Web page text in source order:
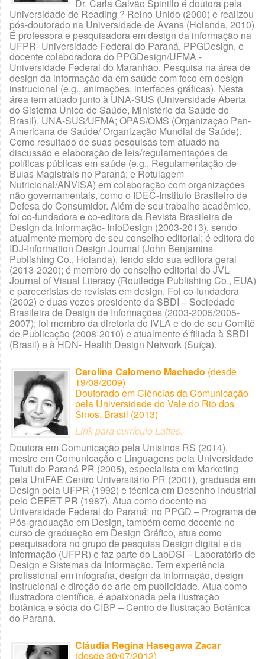
Dr. Carla Galvão Spinillo é doutora pela
Universidade de Reading ? Reino Unido (2000) e realizou
pós-doutorado na Universidade de Avans (Holanda, 2010)
É professora e pesquisadora em design da informação na
UFPR- Universidade Federal do Paraná, PPGDesign, e
docente colaboradora do PPGDesign/UFMA -
Universidade Federal do Maranhão. Pesquisa na área de
design da informação da em saúde com foco em design
instrucional (e.g., animações, interfaces gráficas). Nesta
área tem atuado junto à UNA-SUS (Universidade Aberta
do Sistema Único de Saúde, Ministério da Saúde do
Brasil), UNA-SUS/UFMA; OPAS/OMS (Organização Pan-
Americana de Saúde/ Organização Mundial de Saúde).
Como resultado de suas pesquisas tem atuado na
discussão e elaboração de leis/regulamentações de
políticas públicas em saúde (e.g., Regulamentação de
Bulas Magistrais no Paraná; e Rotulagem
Nutricional/ANVISA) em colaboração com organizações
não governamentais, como o IDEC-Instituto Brasileiro de
Defesa do Consumidor. Além de seu trabalho acadêmico,
foi co-fundadora e co-editora da Revista Brasileira de
Design da Informação- InfoDesign (2003-2013), sendo
atualmente membro de seu conselho editorial; é editora do
IDJ-Information Design Journal (John Benjamins
Publishing Co., Holanda), tendo sido sua editora geral
(2013-2020); é membro do conselho editorial do JVL-
Journal of Visual Literacy (Routledge Publishing Co., EUA)
e pareceristas de revistas em design. Foi co-fundadora
(2002) e duas vezes presidente da SBDI – Sociedade
Brasileira de Design de Informações (2003-2005/2005-
2007); foi membro da diretoria do IVLA e do de seu Comitê
de Publicação (2008-2010) e atualmente é filiada à SBDI
(Brasil) e à HDN- Health Design Network (Suíça).
Carolina Calomeno Machado (desde
19/08/2009)
Doutorado em Ciências da Comunicação
pela Universidade do Vale do Rio dos
Sinos, Brasil (2013)
Link para currículo Lattes.
Doutora em Comunicação pela Unisinos RS (2014),
mestre em Comunicação e Linguagens pela Universidade
Tuiuti do Paraná PR (2005), especialista em Marketing
pela UniFAE Centro Universitário PR (2001), graduada em
Design pela UFPR (1992) e técnica em Desenho Industrial
pelo CEFET PR (1987). Atua como docente na
Universidade Federal do Paraná: no PPGD – Programa de
Pós-graduação em Design, também como docente no
curso de graduação em Design Gráfico, atua como
pesquisadora no grupo de pesquisa Design digital e da
informação (UFPR) e faz parte do LabDSI – Laboratório de
Design e Sistemas da Informação. Tem experiência
profissional em infografia, design da informação, design
instrucional e direção de arte em publicidade. Atua como
ilustradora científica, é apaixonada pela ilustração
botânica e sócia do CIBP – Centro de Ilustração Botânica
do Paraná.
Cláudia Regina Hasegawa Zacar
(desde 30/07/2012)